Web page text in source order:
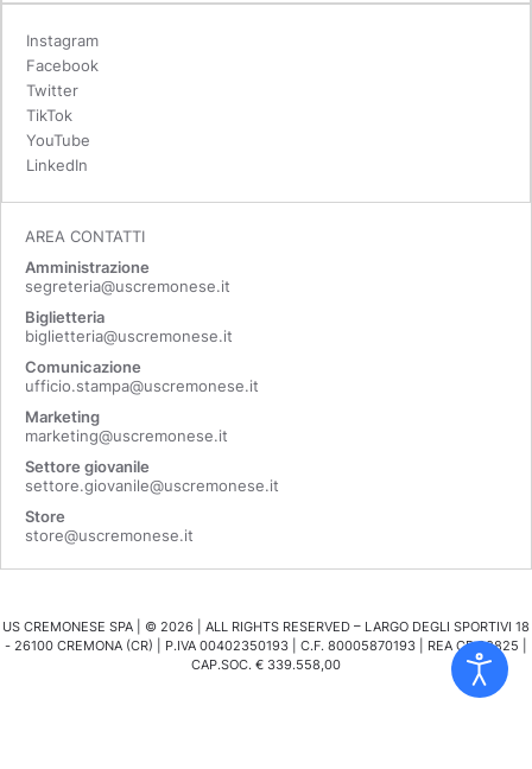
Instagram
Facebook
Twitter
TikTok
YouTube
LinkedIn
AREA CONTATTI
Amministrazione
segreteria@uscremonese.it
Biglietteria
biglietteria@uscremonese.it
Comunicazione
ufficio.stampa@uscremonese.it
Marketing
marketing@uscremonese.it
Settore giovanile
settore.giovanile@uscremonese.it
Store
store@uscremonese.it
US CREMONESE SPA | © 2026 | ALL RIGHTS RESERVED – LARGO DEGLI SPORTIVI 18
- 26100 CREMONA (CR) | P.IVA 00402350193 | C.F. 80005870193 | REA CR 98825 |
CAP.SOC. € 339.558,00